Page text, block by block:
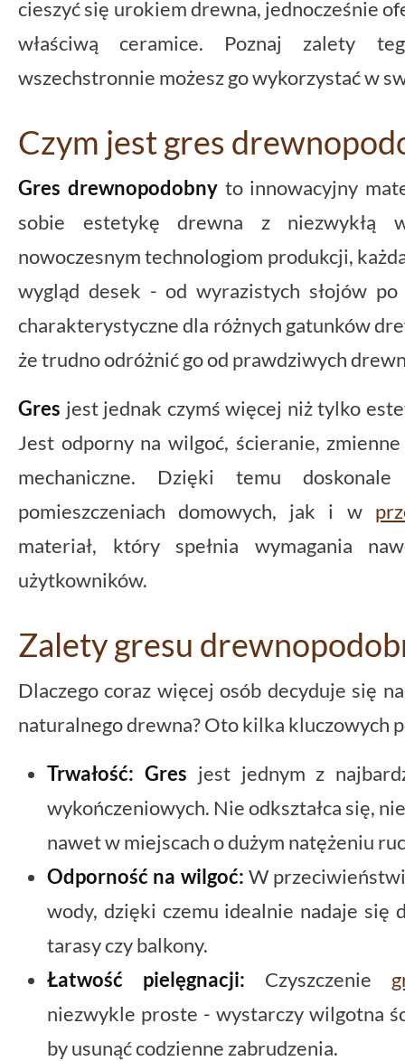
cieszyć się urokiem drewna, jednocześnie
właściwą ceramice. Poznaj zalety
wszechstronnie możesz go wykorzystać w
Czym jest gres
Gres drewnopodobnyto innowacyjny
sobie estetykę drewna z niezwykłą
nowoczesnym technologiom produkcji,
wygląd desek - od wyrazistych słojów
charakterystyczne dla różnych gatunków
że trudno odróżnić go od prawdziwych
Gres jest jednak czymś więcej niż tylko
Jest odporny na wilgoć, ścieranie,
mechaniczne. Dzięki temu
pomieszczeniach domowych, jak i w
materiał, który spełnia wymagania
użytkowników.
Zalety gresu
Dlaczego coraz więcej osób decyduje się
naturalnego drewna? Oto kilka kluczowych
Trwałość: Gres jest jednym z
wykończeniowych. Nie odkształca się,
nawet w miejscach o dużym natężeniu
Odporność na wilgoć: W
wody, dzięki czemu idealnie nadaje się
tarasy czy balkony.
Łatwość pielęgnacji: Czyszczenie
niezwykle proste - wystarczy wilgotna
by usunąć codzienne zabrudzenia.